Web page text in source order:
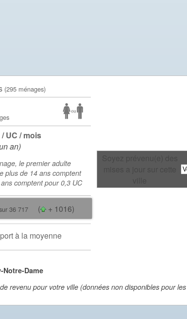
(295 ménages)
UC / mois
an)
le premier adulte
plus de 14 ans comptent
comptent pour 0,3 UC
36 717 (
+ 1016)
à la moyenne
Notre-Dame
revenu pour votre ville (données non disponibles pour